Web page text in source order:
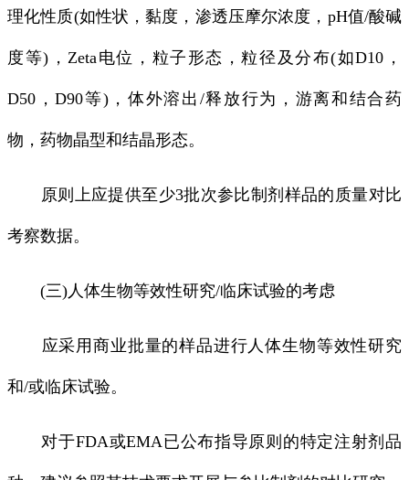
理化性质(如性状，黏度，渗透压摩尔浓度，pH值/酸碱
度等)，Zeta电位，粒子形态，粒径及分布(如D10，
D50，D90等)，体外溶出/释放行为，游离和结合药
物，药物晶型和结晶形态。
原则上应提供至少3批次参比制剂样品的质量对比
考察数据。
(三)人体生物等效性研究/临床试验的考虑
应采用商业批量的样品进行人体生物等效性研究
和/或临床试验。
对于FDA或EMA已公布指导原则的特定注射剂品